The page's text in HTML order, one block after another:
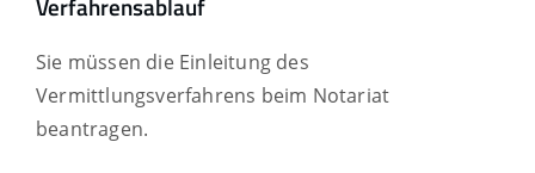
Verfahrensablauf
Sie müssen die Einleitung des
Vermittlungsverfahrens beim Notariat
beantragen.